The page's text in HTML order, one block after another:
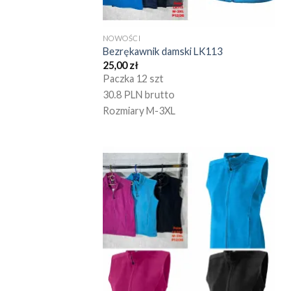
NOWOŚCI
Bezrękawnik damski LK113
25,00zł
Paczka 12 szt
30.8 PLN brutto
Rozmiary M-3XL